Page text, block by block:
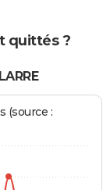
quittés ?
(source :